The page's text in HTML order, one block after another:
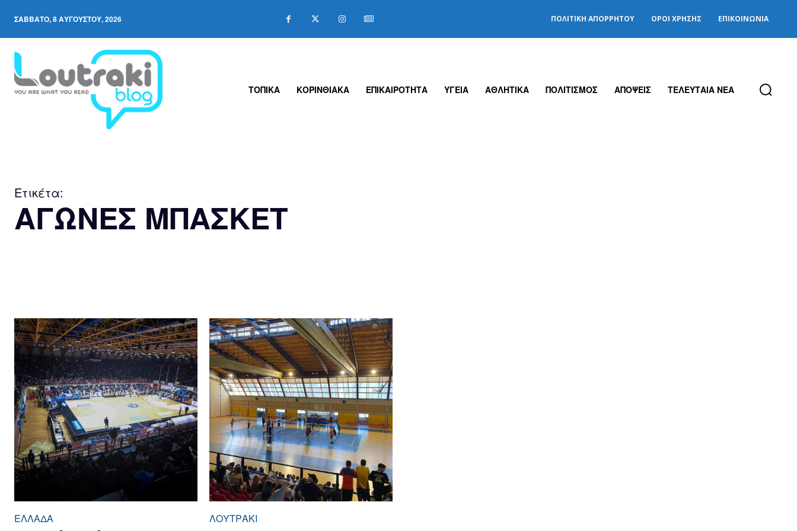
ΣΆΒΒΑΤΟ, 8 ΑΥΓΟΎΣΤΟΥ, 2026 ΠΟΛΙΤΙΚΉ ΑΠΟΡΡΉΤΟΥ ΌΡΟΙ ΧΡΉΣΗΣ ΕΠΙΚΟΙΝΩΝΊΑ
ΤΟΠΙΚΑ ΚΟΡΙΝΘΙΑΚΑ ΕΠΙΚΑΙΡΟΤΗΤΑ ΥΓΕΙΑ ΑΘΛΗΤΙΚΑ ΠΟΛΙΤΙΣΜΟΣ ΑΠΟΨΕΙΣ ΤΕΛΕΥΤΑΙΑ ΝΕΑ
Ετικέτα:
ΑΓΩΝΕΣ ΜΠΑΣΚΕΤ
ΕΛΛΆΔΑ ΛΟΥΤΡΆΚΙ